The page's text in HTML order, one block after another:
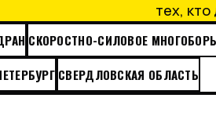
тех,
СКОРОСТНО-СИЛОВОЕ
СВЕРДЛОВСКАЯ ОБЛАСТЬ